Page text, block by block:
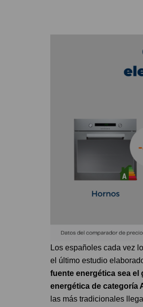
Los españoles cada vez
el último estudio
fuente energética sea
energética de categoría
las más tradicionales